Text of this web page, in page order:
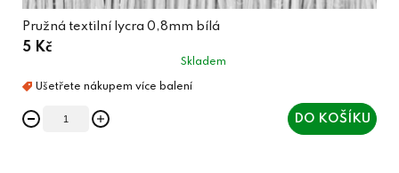
Pružná textilní lycra 0,8mm bílá
5 Kč
Skladem
DO KOŠÍKU